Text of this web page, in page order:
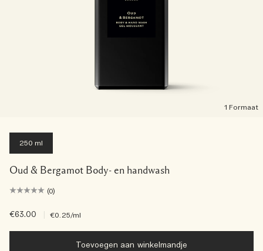
1 Formaat
250 ml
Oud & Bergamot Body- en handwash
(0)
€63.00 €0.25/ml
Toevoegen aan winkelmandje